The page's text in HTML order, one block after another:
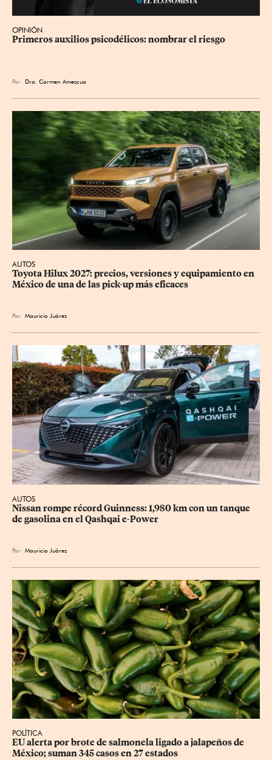
OPINIÓN
Primeros auxilios psicodélicos: nombrar el riesgo
Por Dra. Carmen Amezcua
AUTOS
Toyota Hilux 2027: precios, versiones y equipamiento en
México de una de las pick-up más eficaces
Por Mauricio Juárez
AUTOS
Nissan rompe récord Guinness: 1,980 km con un tanque
de gasolina en el Qashqai e-Power
Por Mauricio Juárez
POLÍTICA
EU alerta por brote de salmonela ligado a jalapeños de
México; suman 345 casos en 27 estados